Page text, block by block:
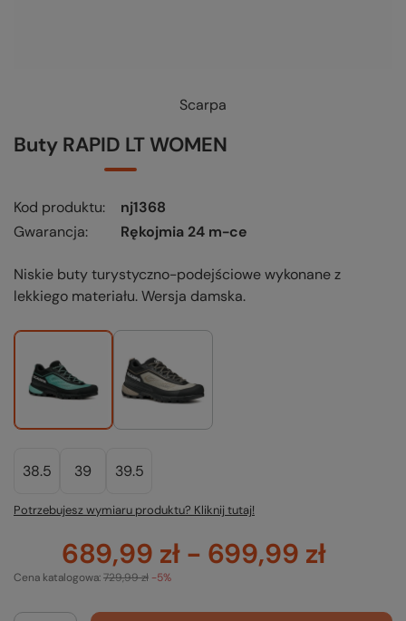
Scarpa
Buty RAPID LT WOMEN
Kod produktu
nj1368
Gwarancja
Rękojmia 24 m-ce
Niskie buty turystyczno-podejściowe wykonane z
lekkiego materiału. Wersja damska.
38.5 39 39.5
Potrzebujesz wymiaru produktu? Kliknij tutaj!
689,99 zł - 699,99 zł
Cena katalogowa:729,99 zł -5%